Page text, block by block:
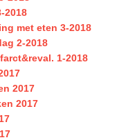
2018
met eten 3-2018
2-2018
1-2018
2017
2017